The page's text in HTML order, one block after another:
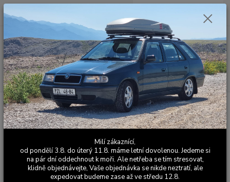
Menu
Hledat
Po - Pá 9:00 - 17:00
0,00 Kč
Úvod Části motoru Sportovní / závodní hlava Favorit / Felicia / Škoda 130
Sportovní / závodní hlava Favorit
/ Felicia / Škoda 130
Milí zákaznící,
od pondělí 3.8. do úterý 11.8. máme letní dovolenou. Jedeme si
na pár dní oddechnout k moři. Ale netřeba se tím stresovat,
klidně objednávejte, Vaše objednávka se nikde neztratí, ale
expedovat budeme zase až ve středu 12.8.